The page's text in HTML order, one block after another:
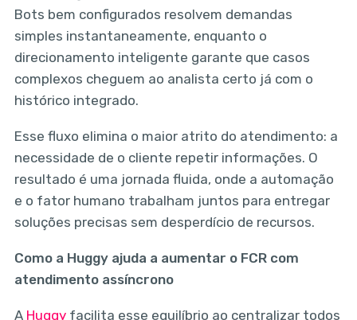
Bots bem configurados resolvem demandas
simples instantaneamente, enquanto o
direcionamento inteligente garante que casos
complexos cheguem ao analista certo já com o
histórico integrado.
Esse fluxo elimina o maior atrito do atendimento: a
necessidade de o cliente repetir informações. O
resultado é uma jornada fluida, onde a automação
e o fator humano trabalham juntos para entregar
soluções precisas sem desperdício de recursos.
Como a Huggy ajuda a aumentar o FCR com
atendimento assíncrono
A Huggy facilita esse equilíbrio ao centralizar todos